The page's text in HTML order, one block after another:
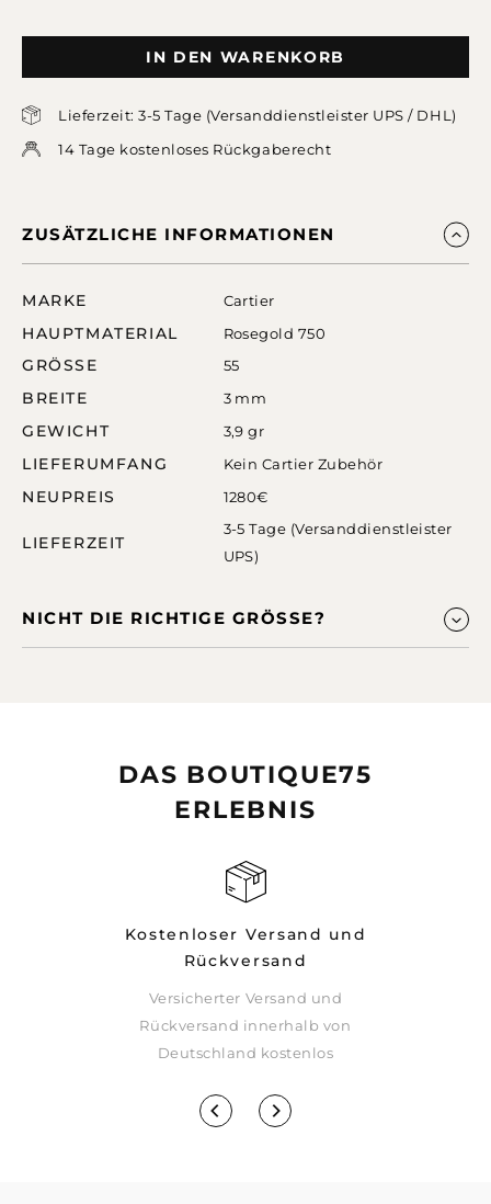
IN DEN WARENKORB
Lieferzeit: 3-5 Tage (Versanddienstleister UPS / DHL)
14 Tage kostenloses Rückgaberecht
ZUSÄTZLICHE INFORMATIONEN
MARKE Cartier
HAUPTMATERIAL Rosegold 750
GRÖSSE 55
BREITE 3 mm
GEWICHT 3,9 gr
LIEFERUMFANG Kein Cartier Zubehör
NEUPREIS 1280€
LIEFERZEIT
3-5 Tage (Versanddienstleister
UPS)
NICHT DIE RICHTIGE GRÖSSE?
DAS BOUTIQUE75
ERLEBNIS
Kostenloser Versand und
Rückversand
Versicherter Versand und
Rückversand innerhalb von
Deutschland kostenlos